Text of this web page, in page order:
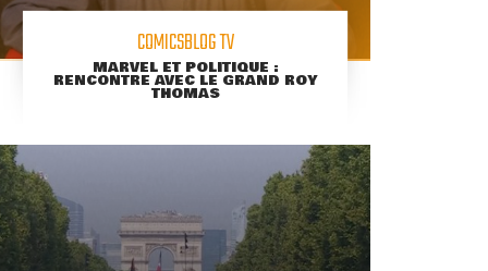
COMICSBLOG TV
MARVEL ET POLITIQUE :
RENCONTRE AVEC LE GRAND ROY
THOMAS